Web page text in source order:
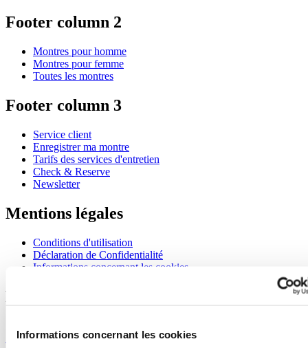
Informations concernant les cookies
Footer column 2
Montres pour homme
Montres pour femme
Toutes les montres
Footer column 3
Service client
Enregistrer ma montre
Tarifs des services d'entretien
Check & Reserve
Newsletter
Mentions légales
Conditions d'utilisation
Déclaration de Confidentialité
Informations concernant les cookies
Rejoignez le club CERTINA
S'inscrire